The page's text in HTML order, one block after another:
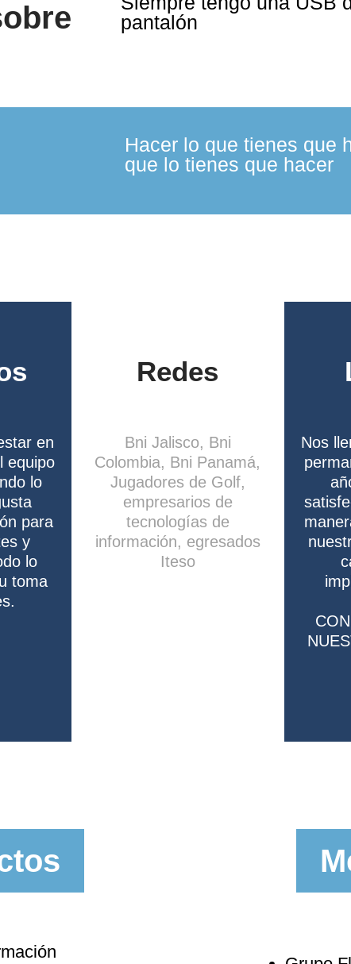
pantalón
Hacer lo que tienes que
que lo tienes que hacer
en
equipo
lo
para
y
lo
toma
Redes
Bni Jalisco, Bni
Colombia, Bni Panamá,
Jugadores de Golf,
empresarios de
tecnologías de
información, egresados
Iteso
Nos